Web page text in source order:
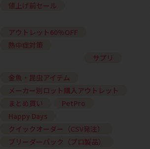
値上げ前セール
アウトレット60%OFF
熱中症対策
サプリ
金魚・昆虫アイテム
メーカー別ロット購入アウトレット
まとめ買い
PetPro
Happy Days
クイックオーダー（CSV発注）
ブリーダーパック（プロ製品）